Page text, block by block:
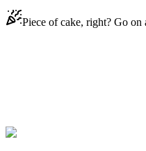
Piece of cake, right? Go on
Explore All Collections